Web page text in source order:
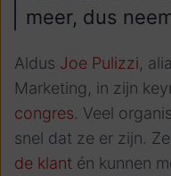
meer, dus
Aldus Joe Pulizzi,
Marketing, in zijn
congres. Veel
snel dat ze er zijn.
de klant én kunnen